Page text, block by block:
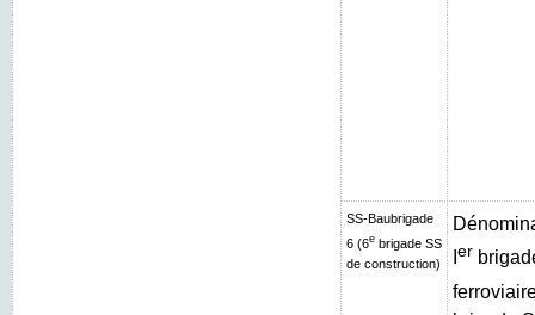
SS-Baubrigade
6 (6e brigade SS
de construction)
er